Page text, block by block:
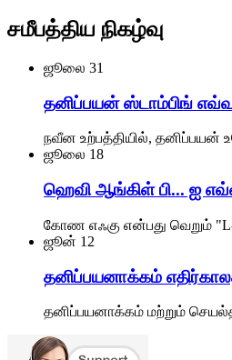
சமீபத்திய நிகழ்வு
ஜூலை 31
தனிப்பயன் ஸ்டாம்பிங்
நவீன உற்பத்தியில், தனிப்பயன்
ஜூலை 18
ஹெவி ஆங்கிள் பி... ஐ
கோண எஃகு என்பது வெறும் "L-
ஜூன் 12
தனிப்பயனாக்கம்
தனிப்பயனாக்கம் மற்றும்